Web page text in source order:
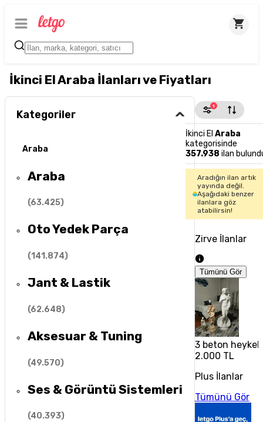
İkinci El Araba İlanları ve Fiyatları
Kategoriler
Araba
Araba
(63.425)
Oto Yedek Parça
(141.874)
Jant & Lastik
(62.648)
Aksesuar & Tuning
(49.570)
Ses & Görüntü Sistemleri
(40.393)
1
İkinci El Araba
kategorisinde
357.938 ilan
Aradığın ilan artık
yayında değil.
Aşağıdaki benzer
ilanlara göz
atabilirsin!
Zirve İlanlar
Tümünü Gör
3 beton heykel
2.000 TL
Plus İlanlar
Tümünü Gör